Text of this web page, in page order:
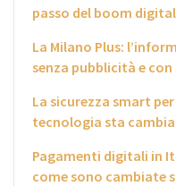
passo del boom
La Milano Plus:
senza pubblicità e
La sicurezza smart
tecnologia sta
Pagamenti digitali in
come sono cambiate